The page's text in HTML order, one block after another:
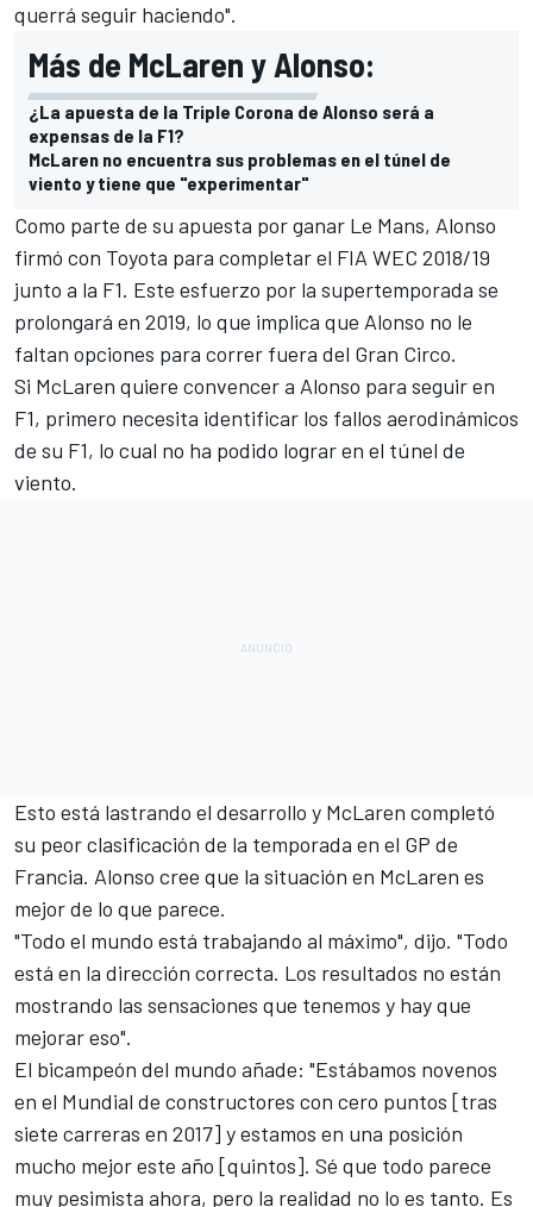
querrá seguir haciendo".
Más de McLaren y Alonso:
¿La apuesta de la Triple Corona de Alonso será a
expensas de la F1?
McLaren no encuentra sus problemas en el túnel de
viento y tiene que "experimentar"
Como parte de su apuesta por ganar Le Mans, Alonso
firmó con Toyota para completar el FIA WEC 2018/19
junto a la F1. Este esfuerzo por la supertemporada se
prolongará en 2019, lo que implica que Alonso no le
faltan opciones para correr fuera del Gran Circo.
Si McLaren quiere convencer a Alonso para seguir en
F1, primero necesita identificar los fallos aerodinámicos
de su F1, lo cual no ha podido lograr en el túnel de
viento.
Esto está lastrando el desarrollo y McLaren completó
su peor clasificación de la temporada en el GP de
Francia. Alonso cree que la situación en McLaren es
mejor de lo que parece.
"Todo el mundo está trabajando al máximo", dijo. "Todo
está en la dirección correcta. Los resultados no están
mostrando las sensaciones que tenemos y hay que
mejorar eso".
El bicampeón del mundo añade: "Estábamos novenos
en el Mundial de constructores con cero puntos [tras
siete carreras en 2017] y estamos en una posición
mucho mejor este año [quintos]. Sé que todo parece
muy pesimista ahora, pero la realidad no lo es tanto. Es